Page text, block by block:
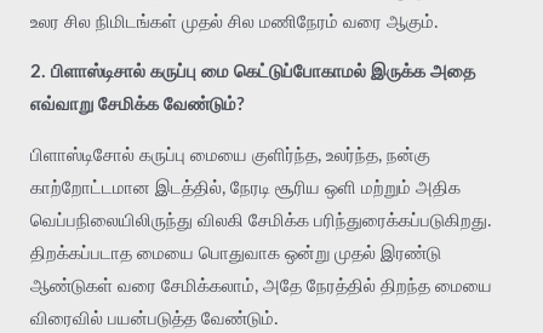
உலர சில நிமிடங்கள் முதல் சில மணிநேரம் வரை ஆகும்.
2. பிளாஸ்டிசால் கருப்பு மை கெட்டுப்போகாமல் இருக்க அதை
எவ்வாறு சேமிக்க வேண்டும்?
பிளாஸ்டிசோல் கருப்பு மையை குளிர்ந்த, உலர்ந்த, நன்கு
காற்றோட்டமான இடத்தில், நேரடி சூரிய ஒளி மற்றும் அதிக
வெப்பநிலையிலிருந்து விலகி சேமிக்க பரிந்துரைக்கப்படுகிறது.
திறக்கப்படாத மையை பொதுவாக ஒன்று முதல் இரண்டு
ஆண்டுகள் வரை சேமிக்கலாம், அதே நேரத்தில் திறந்த மையை
விரைவில் பயன்படுத்த வேண்டும்.